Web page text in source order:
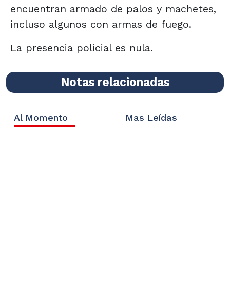
encuentran armado de palos y machetes,
incluso algunos con armas de fuego.
La presencia policial es nula.
Notas relacionadas
Al Momento Mas Leídas